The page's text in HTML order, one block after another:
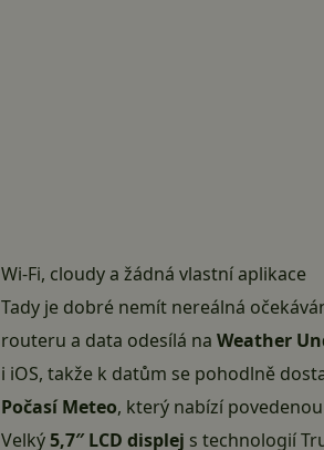
Wi-Fi, cloudy a žádná vlastní aplikace
Tady je dobré nemít nereálná
routeru a data odesílá na Weather
i iOS, takže k datům se pohodlně
Počasí Meteo, který nabízí
Velký5,7″ LCD displej s technologií